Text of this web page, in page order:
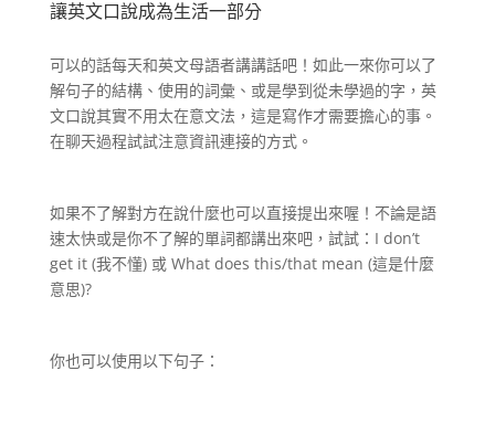
讓英文口說成為生活一部分
可以的話每天和英文母語者講講話吧！如此一來你可以了
解句子的結構、使用的詞彙、或是學到從未學過的字，英
文口說其實不用太在意文法，這是寫作才需要擔心的事。
在聊天過程試試注意資訊連接的方式。
如果不了解對方在說什麼也可以直接提出來喔！不論是語
速太快或是你不了解的單詞都講出來吧，試試：I don’t
get it (我不懂) 或 What does this/that mean (這是什麼
意思)?
你也可以使用以下句子：